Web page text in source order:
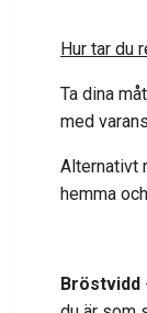
Hur tar du
Ta dina
med
Alternativt
hemma
Bröstvidd